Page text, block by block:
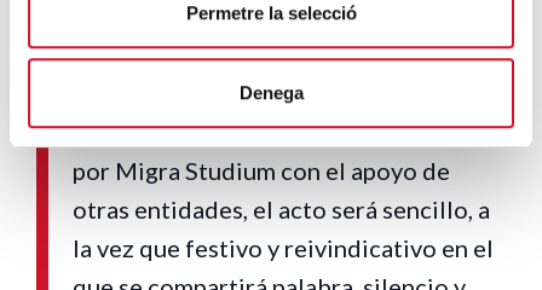
Permetre la selecció
Denega
la Iglesia, el4 de octubre a las 19 h
celebraremos la’12ª Vetlla de pregària’
ante el CIE de la Zona Franca, bajo el
lemaVidas deshumanizadas.Organizado
por Migra Studium con el apoyo de
otras entidades, el acto será sencillo, a
la vez que festivo y reivindicativo en el